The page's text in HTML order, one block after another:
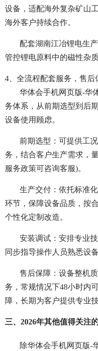
设备，适配海外复杂矿山
海外客户持续合作。
配套湖南江冶锂电生
管控锂电原料中的磁性杂
4、全流程配套服务，售后
华体会手机网页版-华
务体系，从前期选型到后
设备使用顾虑。
前期选型：可提供工
务，结合客户生产需求，
服务政策可咨询客服)。
生产交付：依托标准
环节，保障设备品质，按
个性化定制改造。
安装调试：安排专业
同步指导操作人员熟悉设
售后保障：设备整机
务，常规情况下48小时内
障，长期为客户提供专业技
三、2026年其他值得关注
除华体会手机网页版-